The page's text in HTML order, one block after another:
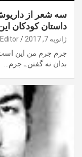
سه شعر از
داستان کودکان
ژانویه 7, 2017 Editor
جرم جرم من این
بدان نه گفتن.ـ جرم…